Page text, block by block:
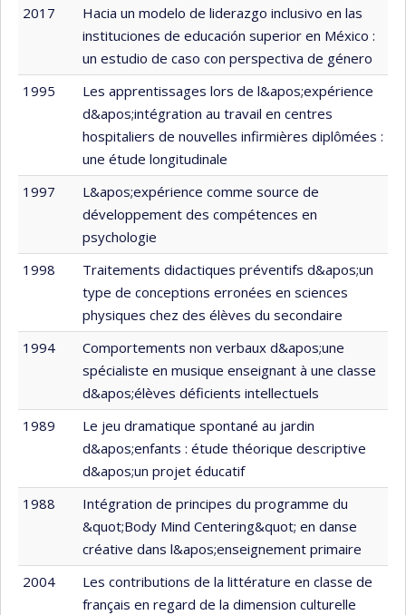
2017
Hacia un modelo de liderazgo inclusivo en las
instituciones de educación superior en México :
un estudio de caso con perspectiva de género
1995
Les apprentissages lors de l&apos;expérience
d&apos;intégration au travail en centres
hospitaliers de nouvelles infirmières diplômées :
une étude longitudinale
1997
L&apos;expérience comme source de
développement des compétences en
psychologie
1998
Traitements didactiques préventifs d&apos;un
type de conceptions erronées en sciences
physiques chez des élèves du secondaire
1994
Comportements non verbaux d&apos;une
spécialiste en musique enseignant à une classe
d&apos;élèves déficients intellectuels
1989
Le jeu dramatique spontané au jardin
d&apos;enfants : étude théorique descriptive
d&apos;un projet éducatif
1988
Intégration de principes du programme du
&quot;Body Mind Centering&quot; en danse
créative dans l&apos;enseignement primaire
2004
Les contributions de la littérature en classe de
français en regard de la dimension culturelle